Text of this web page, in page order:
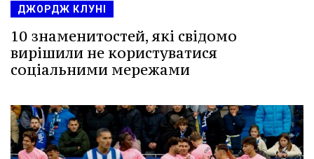
ДЖОРДЖ КЛУНІ
10 знаменитостей, які свідомо
вирішили не користуватися
соціальними мережами